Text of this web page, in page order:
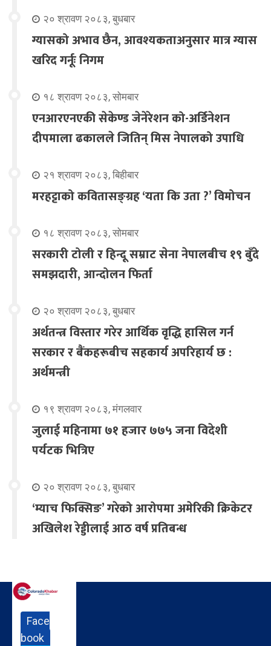
२० श्रावण २०८३, बुधबार
ग्यासको अभाव छैन, आवश्यकताअनुसार मात्र ग्यास
खरिद गर्नूः निगम
१८ श्रावण २०८३, सोमबार
एनआरएनएकी सेकेण्ड जेनेरेशन को-अर्डिनेशन
दीपमाला ढकालले जितिन् मिस नेपालको उपाधि
२१ श्रावण २०८३, बिहीबार
मरहट्टाको कवितासङ्ग्रह ‘यता कि उता ?’ विमोचन
१८ श्रावण २०८३, सोमबार
सरकारी टोली र हिन्दू सम्राट सेना नेपालबीच १९ बुँदे
समझदारी, आन्दोलन फिर्ता
२० श्रावण २०८३, बुधबार
अर्थतन्त्र विस्तार गरेर आर्थिक वृद्धि हासिल गर्न
सरकार र बैंकहरूबीच सहकार्य अपरिहार्य छ :
अर्थमन्त्री
१९ श्रावण २०८३, मंगलवार
जुलाई महिनामा ७१ हजार ७७५ जना विदेशी
पर्यटक भित्रिए
२० श्रावण २०८३, बुधबार
‘म्याच फिक्सिङ’ गरेको आरोपमा अमेरिकी क्रिकेटर
अखिलेश रेड्डीलाई आठ वर्ष प्रतिबन्ध
Face
book